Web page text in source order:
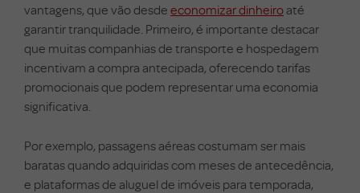
vantagens, que vão desde economizar dinheiro até
garantir tranquilidade. Primeiro, é importante destacar
que muitas companhias de transporte e hospedagem
incentivam a compra antecipada, oferecendo tarifas
promocionais que podem representar uma economia
significativa.
Por exemplo, passagens aéreas costumam ser mais
baratas quando adquiridas com meses de antecedência,
e plataformas de aluguel de imóveis para temporada,